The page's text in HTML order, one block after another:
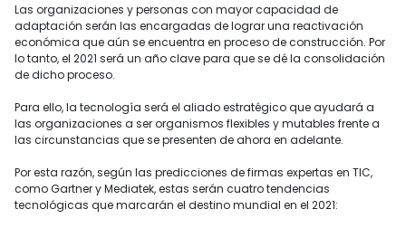
Las organizaciones y personas con mayor capacidad de
adaptación serán las encargadas de lograr una reactivación
económica que aún se encuentra en proceso de construcción. Por
lo tanto, el 2021 será un año clave para que se dé la consolidación
de dicho proceso.
Para ello, la tecnología será el aliado estratégico que ayudará a
las organizaciones a ser organismos flexibles y mutables frente a
las circunstancias que se presenten de ahora en adelante.
Por esta razón, según las predicciones de firmas expertas en TIC,
como Gartner y Mediatek, estas serán cuatro tendencias
tecnológicas que marcarán el destino mundial en el 2021: